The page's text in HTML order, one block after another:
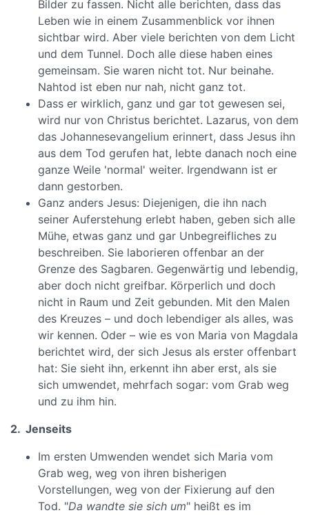
Bilder zu fassen. Nicht alle berichten, dass das
Leben wie in einem Zusammenblick vor ihnen
sichtbar wird. Aber viele berichten von dem Licht
und dem Tunnel. Doch alle diese haben eines
gemeinsam. Sie waren nicht tot. Nur beinahe.
Nahtod ist eben nur nah, nicht ganz tot.
Dass er wirklich, ganz und gar tot gewesen sei,
wird nur von Christus berichtet. Lazarus, von dem
das Johannesevangelium erinnert, dass Jesus ihn
aus dem Tod gerufen hat, lebte danach noch eine
ganze Weile 'normal' weiter. Irgendwann ist er
dann gestorben.
Ganz anders Jesus: Diejenigen, die ihn nach
seiner Auferstehung erlebt haben, geben sich alle
Mühe, etwas ganz und gar Unbegreifliches zu
beschreiben. Sie laborieren offenbar an der
Grenze des Sagbaren. Gegenwärtig und lebendig,
aber doch nicht greifbar. Körperlich und doch
nicht in Raum und Zeit gebunden. Mit den Malen
des Kreuzes – und doch lebendiger als alles, was
wir kennen. Oder – wie es von Maria von Magdala
berichtet wird, der sich Jesus als erster offenbart
hat: Sie sieht ihn, erkennt ihn aber erst, als sie
sich umwendet, mehrfach sogar: vom Grab weg
und zu ihm hin.
2. Jenseits
Im ersten Umwenden wendet sich Maria vom
Grab weg, weg von ihren bisherigen
Vorstellungen, weg von der Fixierung auf den
Tod. "Da wandte sie sich um" heißt es im